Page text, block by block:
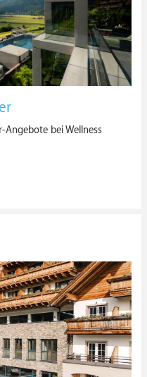
Angebote bei Wellness